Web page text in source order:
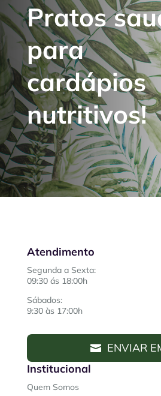
Pratos
para
cardápios
nutritivos!
Institucional
Quem Somos
Atendimento
Segunda a Sexta:
09:30 ás 18:00h
Sábados:
9:30 às 17:00h
ENVIAR